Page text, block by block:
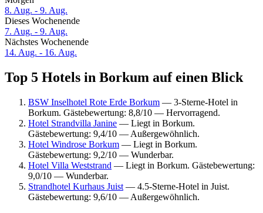
8. Aug. - 9. Aug.
Dieses Wochenende
7. Aug. - 9. Aug.
Nächstes Wochenende
14. Aug. - 16. Aug.
Top 5 Hotels in Borkum auf einen Blick
BSW Inselhotel Rote Erde Borkum — 3-Sterne-Hotel in
Borkum. Gästebewertung: 8,8/10 — Hervorragend.
Hotel Strandvilla Janine — Liegt in Borkum.
Gästebewertung: 9,4/10 — Außergewöhnlich.
Hotel Windrose Borkum — Liegt in Borkum.
Gästebewertung: 9,2/10 — Wunderbar.
Hotel Villa Weststrand — Liegt in Borkum. Gästebewertung:
9,0/10 — Wunderbar.
Strandhotel Kurhaus Juist — 4.5-Sterne-Hotel in Juist.
Gästebewertung: 9,6/10 — Außergewöhnlich.